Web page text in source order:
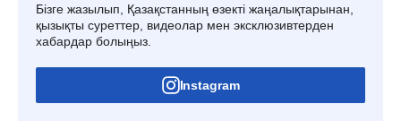
Бізге жазылып, Қазақстанның өзекті жаңалықтарынан,
қызықты суреттер, видеолар мен эксклюзивтерден
хабардар болыңыз.
Instagram